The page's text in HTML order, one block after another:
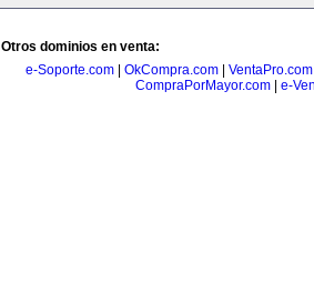
Otros dominios en venta:
e-Soporte.com
OkCompra.com VentaPro.com
CompraPorMayor.com| e-